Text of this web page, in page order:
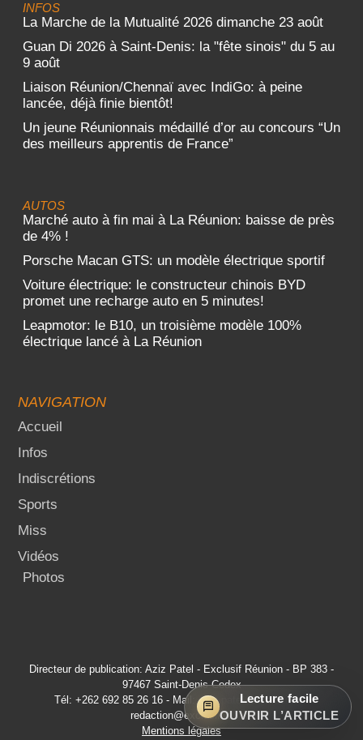
INFOS
La Marche de la Mutualité 2026 dimanche 23 août
Guan Di 2026 à Saint-Denis: la "fête sinois" du 5 au
9 août
Liaison Réunion/Chennaï avec IndiGo: à peine
lancée, déjà finie bientôt!
Un jeune Réunionnais médaillé d’or au concours “Un
des meilleurs apprentis de France”
AUTOS
Marché auto à fin mai à La Réunion: baisse de près
de 4% !
Porsche Macan GTS: un modèle électrique sportif
Voiture électrique: le constructeur chinois BYD
promet une recharge auto en 5 minutes!
Leapmotor: le B10, un troisième modèle 100%
électrique lancé à La Réunion
NAVIGATION
Accueil
Infos
Indiscrétions
Sports
Miss
Vidéos
Photos
Directeur de publication: Aziz Patel - Exclusif Réunion - BP 383 -
97467 Saint-Denis Cedex
Tél: +262 692 85 26 16 - Mail: aziz.patel@exclusif.re -
redaction@exclusif.re
Mentions légales
Lecture facile
OUVRIR L’ARTICLE